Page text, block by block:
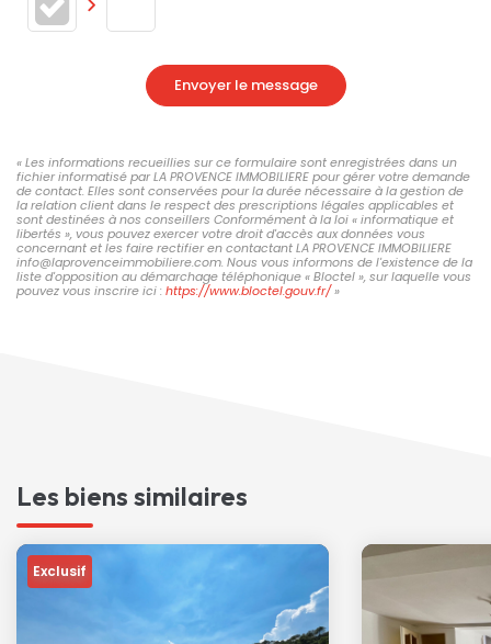
Envoyer le message
« Les informations recueillies sur ce formulaire sont enregistrées dans un
fichier informatisé par LA PROVENCE IMMOBILIERE pour gérer votre demande
de contact. Elles sont conservées pour la durée nécessaire à la gestion de
la relation client dans le respect des prescriptions légales applicables et
sont destinées à nos conseillers Conformément à la loi « informatique et
libertés », vous pouvez exercer votre droit d'accès aux données vous
concernant et les faire rectifier en contactant LA PROVENCE IMMOBILIERE
info@laprovenceimmobiliere.com. Nous vous informons de l'existence de la
liste d'opposition au démarchage téléphonique « Bloctel », sur laquelle vous
pouvez vous inscrire ici : https://www.bloctel.gouv.fr/»
Les biens similaires
Exclusif